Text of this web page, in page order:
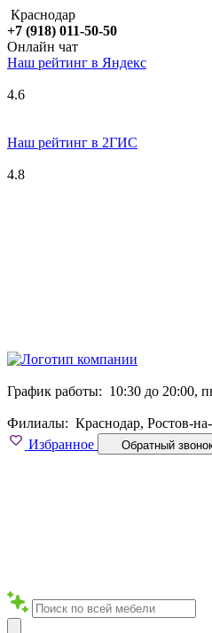
Краснодар
+7 (918) 011-50-50
Онлайн чат
Наш рейтинг в Яндекс
4.6
Наш рейтинг в 2ГИС
4.8
График работы: 10:30 до 20:00,
Филиалы: Краснодар, Ростов-
Избранное
Обратный